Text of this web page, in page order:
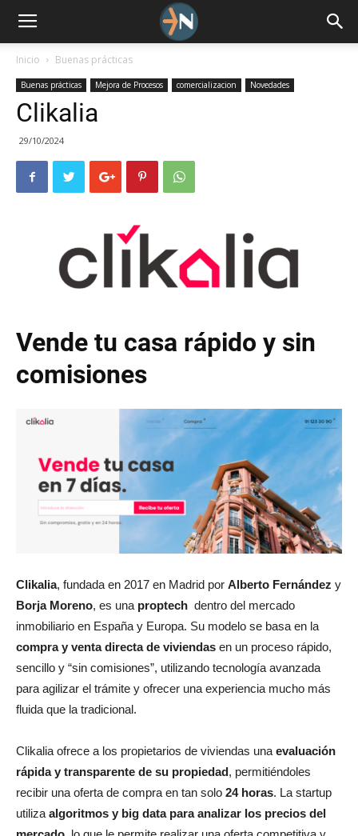
Inicio Buenas prácticas
Buenas prácticas Mejora de Procesos comercializacion Novedades
Clikalia
29/10/2024
Vende tu casa rápido y sin
comisiones
Clikalia, fundada en 2017 en Madrid por Alberto Fernández y
Borja Moreno, es una proptech dentro del mercado
inmobiliario en España y Europa. Su modelo se basa en la
compra y venta directa de viviendas en un proceso rápido,
sencillo y “sin comisiones”, utilizando tecnología avanzada
para agilizar el trámite y ofrecer una experiencia mucho más
fluida que la tradicional.
Clikalia ofrece a los propietarios de viviendas unaevaluación
rápida y transparente de su propiedad, permitiéndoles
recibir una oferta de compra en tan solo 24 horas. La startup
utilizaalgoritmos y big data para analizar los precios del